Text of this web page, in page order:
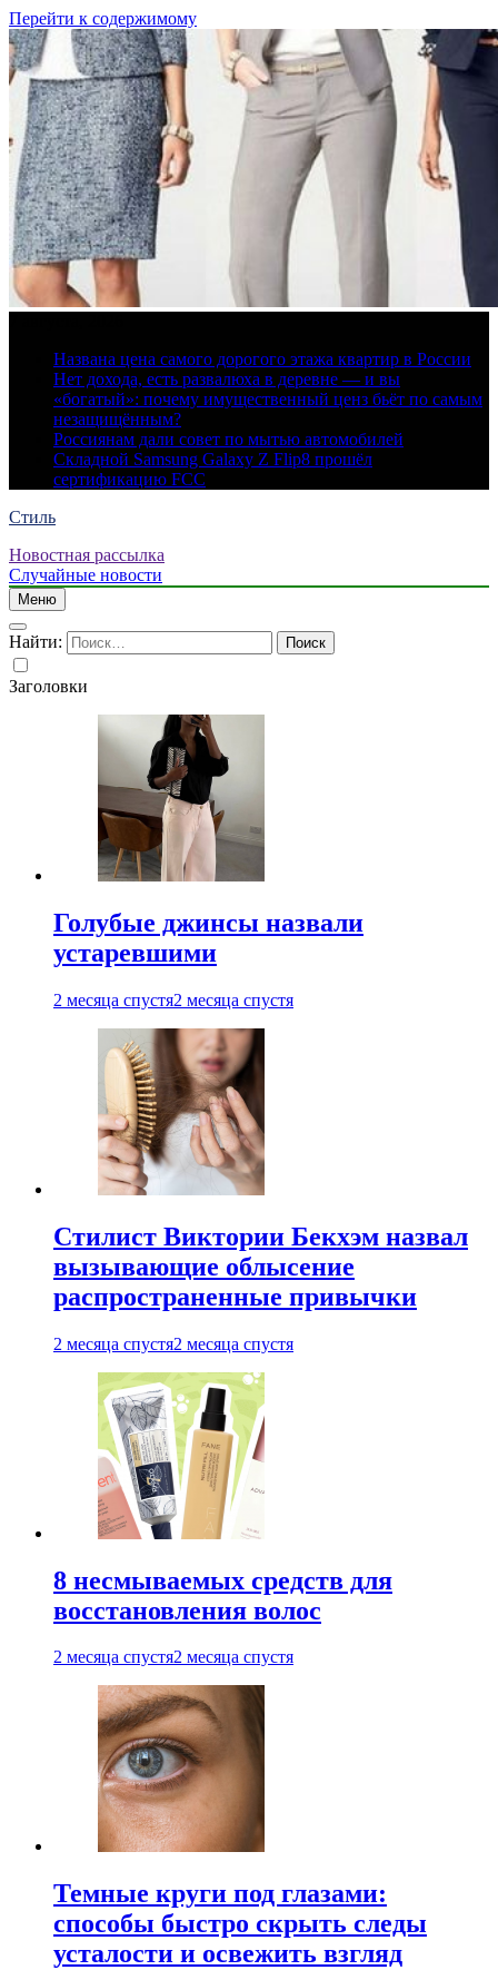
Перейти к содержимому
Названа цена самого дорогого этажа квартир в России
Нет дохода, есть развалюха в деревне — и вы
«богатый»: почему имущественный ценз бьёт по самым
незащищённым?
Россиянам дали совет по мытью автомобилей
Складной Samsung Galaxy Z Flip8 прошёл
сертификацию FCC
Стиль
Новостная рассылка
Случайные новости
Меню
Найти:
Заголовки
Голубые джинсы назвали
устаревшими
2 месяца спустя2 месяца спустя
Стилист Виктории Бекхэм назвал
вызывающие облысение
распространенные привычки
2 месяца спустя2 месяца спустя
8 несмываемых средств для
восстановления волос
2 месяца спустя2 месяца спустя
Темные круги под глазами:
способы быстро скрыть следы
усталости и освежить взгляд